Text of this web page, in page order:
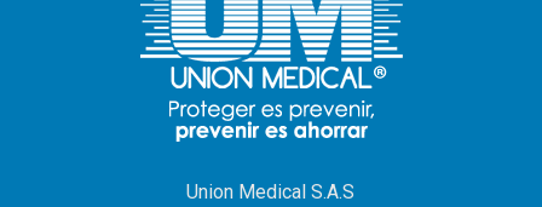
Union Medical S.A.S